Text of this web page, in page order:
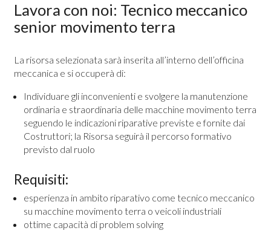
Lavora con noi: Tecnico meccanico
senior movimento terra
La risorsa selezionata sarà inserita all’interno dell’officina
meccanica e si occuperà di:
Individuare gli inconvenienti e svolgere la manutenzione
ordinaria e straordinaria delle macchine movimento terra
seguendo le indicazioni riparative previste e fornite dai
Costruttori; la Risorsa seguirà il percorso formativo
previsto dal ruolo
Requisiti:
esperienza in ambito riparativo come tecnico meccanico
su macchine movimento terra o veicoli industriali
ottime capacità di problem solving